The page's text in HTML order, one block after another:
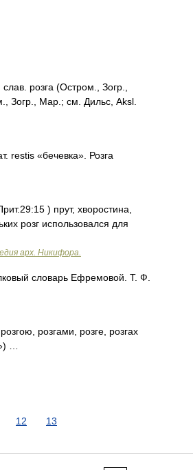
розга (Остром., Зогр.,
Зогр., Мар.; см. Дильс, Aksl.
restis «бечевка». Розга
) прут, хворостина,
розг использовался для
арх. Никифора.
словарь Ефремовой. Т. Ф.
розгами, розге, розгах
…
12 13